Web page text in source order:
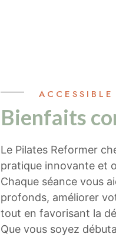
Bienfaits
Le Pilates Reformer
pratique innovante et
Chaque séance vous
profonds, améliorer
tout en favorisant la
Que vous soyez